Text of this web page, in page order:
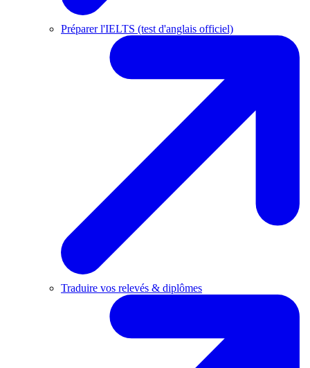
Préparer l'IELTS (test d'anglais officiel)
Traduire vos relevés & diplômes